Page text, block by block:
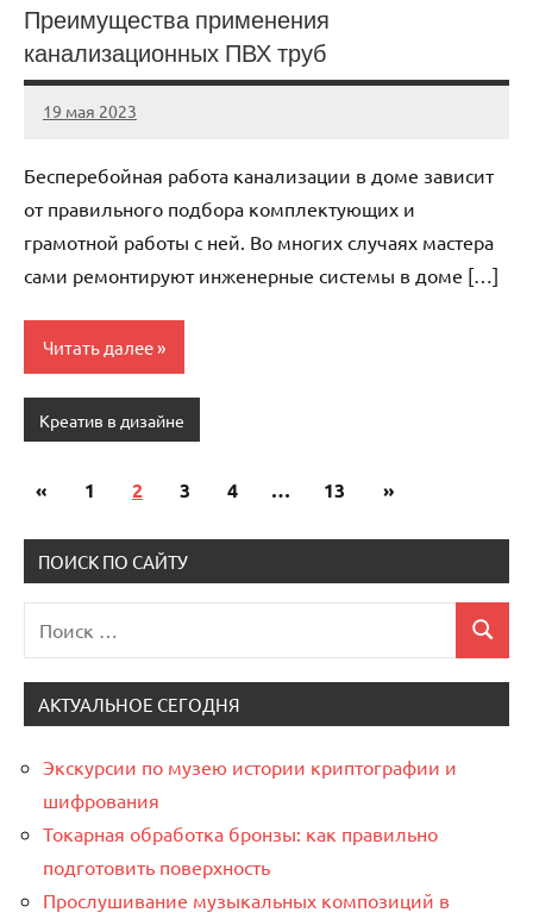
Преимущества применения
канализационных ПВХ труб
19 мая 2023
ntru_ru
Нет
Бесперебойная работа канализации в доме зависит
от правильного подбора комплектующих и
грамотной работы с ней. Во многих случаях мастера
сами ремонтируют инженерные системы в доме […]
Читать далее
Креатив в дизайне
записей
« Предыдущие
1 2 3 4 … 13
Следующие
»
ПОИСК ПО САЙТУ
для:
Поиск
АКТУАЛЬНОЕ СЕГОДНЯ
Экскурсии по музею истории криптографии и
шифрования
Токарная обработка бронзы: как правильно
подготовить поверхность
Прослушивание музыкальных композиций в